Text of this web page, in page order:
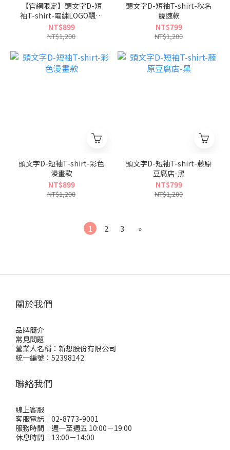
【官網限定】頭文字D-短
袖T-shirt-電繡LOGO飄移
款
NT$899
NT$1,200
頭文字D-短袖T-shirt-秋名
競速款
NT$799
NT$1,200
頭文字D-短袖T-shirt-彩色
漫畫款
NT$899
NT$1,200
頭文字D-短袖T-shirt-藤原
豆腐店-黑
NT$799
NT$1,200
1 2 3 »
關於我們
品牌簡介
常見問題
營業人名稱：新想股份有限公司
統一編號：52398142
聯絡我們
線上客服
客服電話｜02-8773-9001
服務時間｜週一至週五 10:00－19:00
休息時間｜13:00－14:00